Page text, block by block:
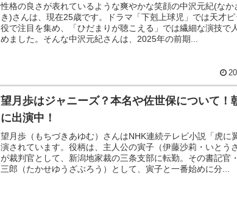
性格の良さが表れているような爽やかな笑顔の中沢元紀(なか
き)さんは、現在25歳です。ドラマ「下剋上球児」では天才ピ
役で注目を集め、「ひだまりが聴こえる」では繊細な演技で
めました。そんな中沢元紀さんは、2025年の前期...
望月歩はジャニーズ？本名や佐世保について！
に出演中！
望月歩（もちづきあゆむ）さんはNHK連続テレビ小説「虎に
演されています。役柄は、主人公の寅子（伊藤沙莉・いとう
が裁判官として、新潟地家裁の三条支部に転勤。その書記官
三郎（たかせゆうざぶろう）として、寅子と一番始めに分...